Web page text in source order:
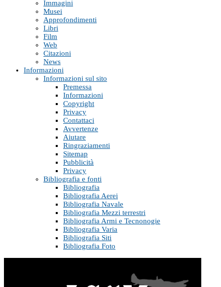
Immagini
Musei
Approfondimenti
Libri
Film
Web
Citazioni
News
Informazioni
Informazioni sul sito
Premessa
Informazioni
Copyright
Privacy
Contattaci
Avvertenze
Aiutare
Ringraziamenti
Sitemap
Pubblicità
Privacy
Bibliografia e fonti
Bibliografia
Bibliografia Aerei
Bibliografia Navale
Bibliografia Mezzi terrestri
Bibliografia Armi e Tecnonogie
Bibliografia Varia
Bibliografia Siti
Bibliografia Foto